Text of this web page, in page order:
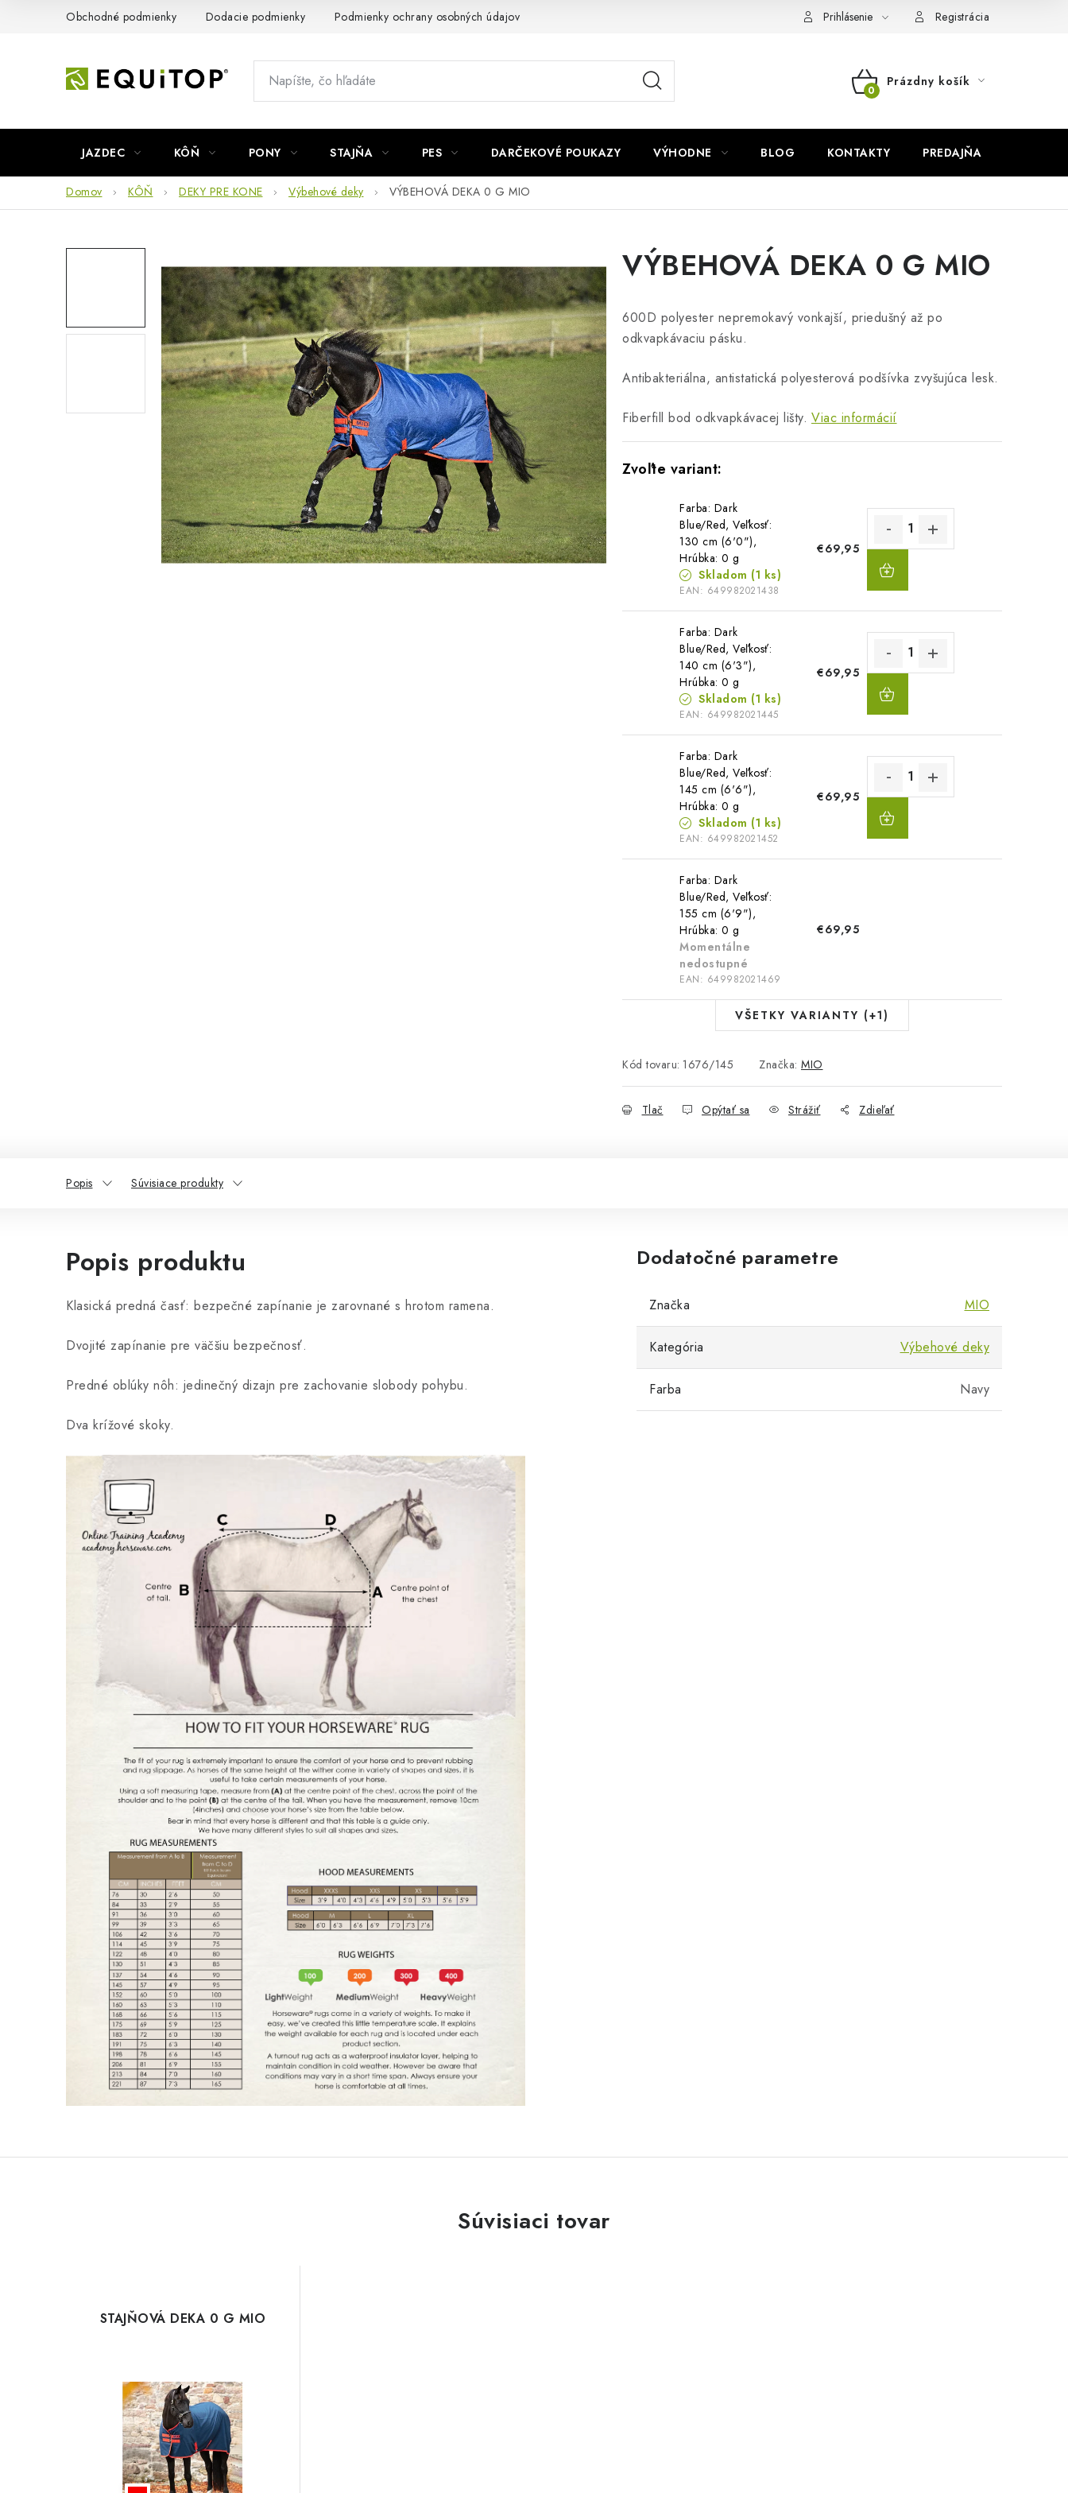
Obchodné podmienky Dodacie podmienky Podmienky ochrany osobných údajov Prihlásenie Registrácia
NÁKUPNÝ
Prázdny košík
JAZDEC KÔŇ PONY STAJŇA PES DARČEKOVÉ POUKAZY VÝHODNE BLOG KONTAKTY PREDAJŇA
Domov KÔŇ DEKY PRE KONE Výbehové deky VÝBEHOVÁ DEKA 0 G MIO
VÝBEHOVÁ DEKA 0 G MIO
600D polyester nepremokavý vonkajší, priedušný až po
odkvapkávaciu pásku.
Antibakteriálna, antistatická polyesterová podšívka zvyšujúca lesk.
Fiberfill bod odkvapkávacej lišty. Viac informácií
Farba: Dark
Blue/Red, Veľkosť:
130 cm (6'0"),
Hrúbka: 0 g
Skladom (1 ks)
EAN: 649982021438
€69,95 DO
Farba: Dark
Blue/Red, Veľkosť:
140 cm (6'3"),
Hrúbka: 0 g
Skladom (1 ks)
EAN: 649982021445
€69,95 DO
Farba: Dark
Blue/Red, Veľkosť:
145 cm (6'6"),
Hrúbka: 0 g
Skladom (1 ks)
EAN: 649982021452
€69,95 DO
Farba: Dark
Blue/Red, Veľkosť:
155 cm (6'9"),
Hrúbka: 0 g
Momentálne
nedostupné
EAN: 649982021469
€69,95
VŠETKY VARIANTY (+1)
Kód tovaru: 1676/145 Značka: MIO
Tlač Opýtať sa Strážiť Zdieľať
Popis Súvisiace produkty
Popis produktu
Klasická predná časť: bezpečné zapínanie je zarovnané s hrotom ramena.
Dvojité zapínanie pre väčšiu bezpečnosť.
Predné oblúky nôh: jedinečný dizajn pre zachovanie slobody pohybu.
Dva krížové skoky.
Dodatočné parametre
Značka MIO
Kategória Výbehové deky
Farba Navy
Súvisiaci tovar
STAJŇOVÁ DEKA 0 G MIO